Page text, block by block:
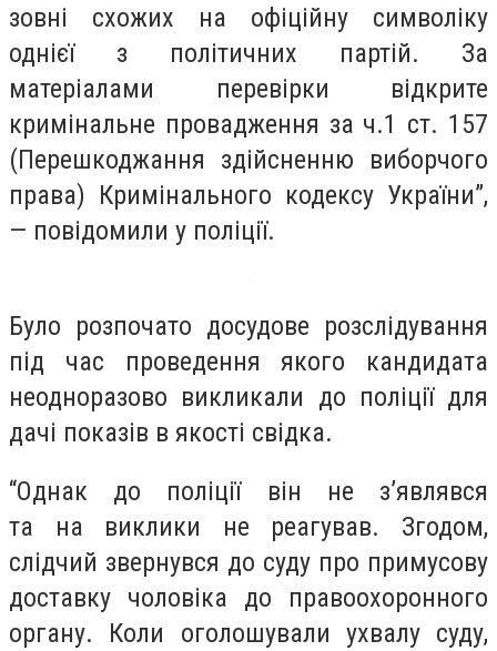
зовні схожих на офіційну символіку
однієї з політичних партій. За
матеріалами перевірки відкрите
кримінальне провадження за ч.1 ст. 157
(Перешкоджання здійсненню виборчого
права) Кримінального кодексу України”,
— повідомили у поліції.
Було розпочато досудове розслідування
під час проведення якого кандидата
неодноразово викликали до поліції для
дачі показів в якості свідка.
“Однак до поліції він не з’являвся
та на виклики не реагував. Згодом,
слідчий звернувся до суду про примусову
доставку чоловіка до правоохоронного
органу. Коли оголошували ухвалу суду,